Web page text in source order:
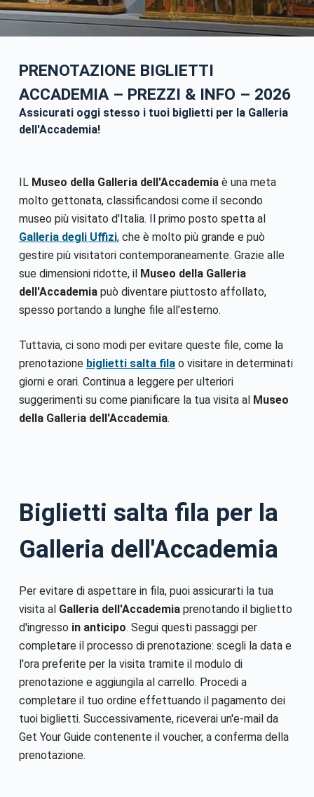
PRENOTAZIONE BIGLIETTI
ACCADEMIA – PREZZI & INFO – 2026
Assicurati oggi stesso i tuoi biglietti per la Galleria
dell'Accademia!
IL Museo della Galleria dell'Accademiaè una meta
molto gettonata, classificandosi come il secondo
museo più visitato d'Italia. Il primo posto spetta al
Galleria degli Uffizi, che è molto più grande e può
gestire più visitatori contemporaneamente. Grazie alle
sue dimensioni ridotte, il Museo della Galleria
dell'Accademiapuò diventare piuttosto affollato,
spesso portando a lunghe file all'esterno.
Tuttavia, ci sono modi per evitare queste file, come la
prenotazione biglietti salta filao visitare in determinati
giorni e orari. Continua a leggere per ulteriori
suggerimenti su come pianificare la tua visita al Museo
della Galleria dell'Accademia.
Biglietti salta fila per la
Galleria dell'Accademia
Per evitare di aspettare in fila, puoi assicurarti la tua
visita al Galleria dell'Accademiaprenotando il biglietto
d'ingresso in anticipo. Segui questi passaggi per
completare il processo di prenotazione: scegli la data e
l'ora preferite per la visita tramite il modulo di
prenotazione e aggiungila al carrello. Procedi a
completare il tuo ordine effettuando il pagamento dei
tuoi biglietti. Successivamente, riceverai un'e-mail da
Get Your Guide contenente il voucher, a conferma della
prenotazione.